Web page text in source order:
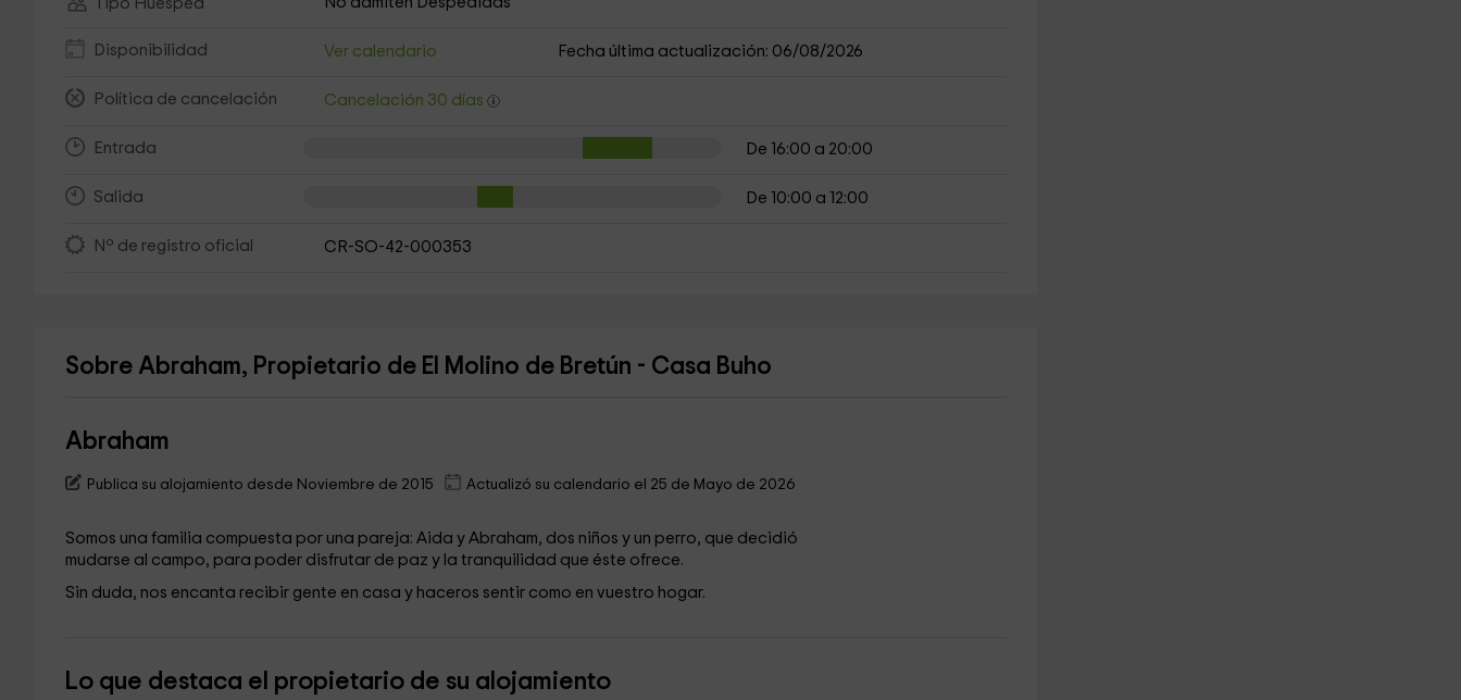
Tipo Huésped
Disponibilidad Ver calendario Fecha última actualización: 06/08/2026
Política de cancelación Cancelación 30 días
Entrada De 16:00 a 20:00
Salida De 10:00 a 12:00
Nº de registro oficial CR-SO-42-000353
Sobre Abraham, Propietario de El Molino de Bretún - Casa Buho
Abraham
Publica su alojamiento desde Noviembre de 2015 Actualizó su calendario el 25 de Mayo de 2026
Somos una familia compuesta por una pareja: Aida y Abraham, dos niños y un perro, que decidió
mudarse al campo, para poder disfrutar de paz y la tranquilidad que éste ofrece.
Sin duda, nos encanta recibir gente en casa y haceros sentir como en vuestro hogar.
Lo que destaca el propietario de su alojamiento